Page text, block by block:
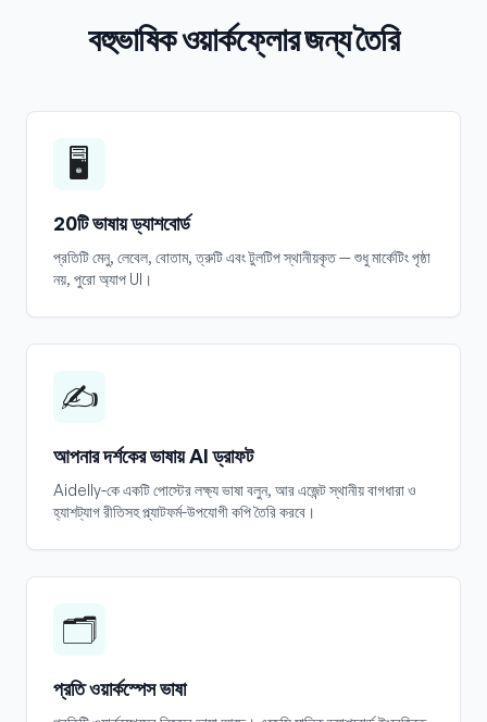
বহুভাষিক ওয়ার্কফ্লোর জন্য তৈরি
🖥️
20টি ভাষায় ড্যাশবোর্ড
প্রতিটি মেনু, লেবেল, বোতাম, ত্রুটি এবং টুলটিপ স্থানীয়কৃত — শুধু মার্কেটিং পৃষ্ঠা
নয়, পুরো অ্যাপ UI।
✍️
আপনার দর্শকের ভাষায় AI ড্রাফট
Aidelly-কে একটি পোস্টের লক্ষ্য ভাষা বলুন, আর এজেন্ট স্থানীয় বাগধারা ও
হ্যাশট্যাগ রীতিসহ প্ল্যাটফর্ম-উপযোগী কপি তৈরি করবে।
🗂️
প্রতি ওয়ার্কস্পেস ভাষা